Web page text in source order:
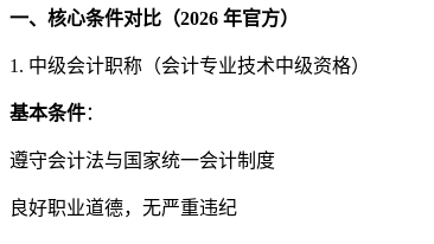
一、核心条件对比（2026 年官方）
1. 中级会计职称（会计专业技术中级资格）
基本条件：
遵守会计法与国家统一会计制度
良好职业道德，无严重违纪